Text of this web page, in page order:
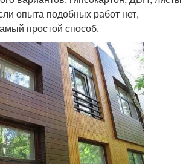
опыта подобных работ нет,
простой способ.